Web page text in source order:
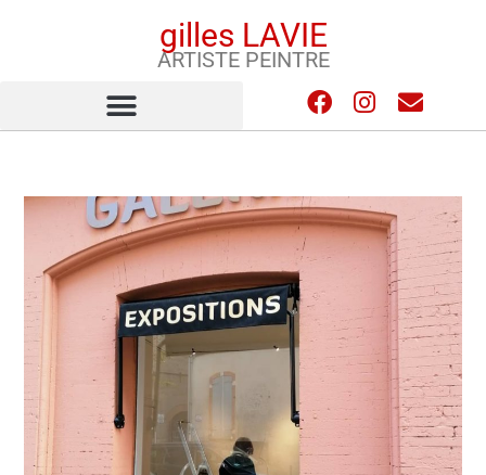
gilles LAVIE
ARTISTE PEINTRE